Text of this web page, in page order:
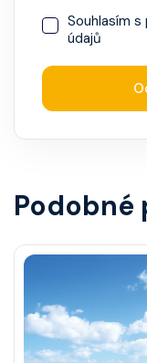
Souhlasím s
údajů
Podobné